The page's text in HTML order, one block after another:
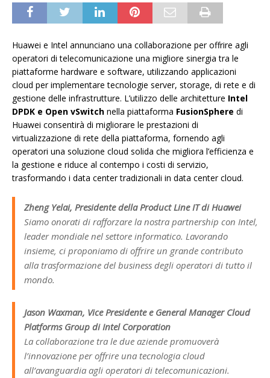
Huawei e Intel annunciano una collaborazione per offrire agli
operatori di telecomunicazione una migliore sinergia tra le
piattaforme hardware e software, utilizzando applicazioni
cloud per implementare tecnologie server, storage, di rete e di
gestione delle infrastrutture. L’utilizzo delle architetture Intel
DPDK e Open vSwitch nella piattaforma FusionSphere di
Huawei consentirà di migliorare le prestazioni di
virtualizzazione di rete della piattaforma, fornendo agli
operatori una soluzione cloud solida che migliora l’efficienza e
la gestione e riduce al contempo i costi di servizio,
trasformando i data center tradizionali in data center cloud.
Zheng Yelai, Presidente della Product Line IT di Huawei
Siamo onorati di rafforzare la nostra partnership con Intel,
leader mondiale nel settore informatico. Lavorando
insieme, ci proponiamo di offrire un grande contributo
alla trasformazione del business degli operatori di tutto il
mondo.
Jason Waxman, Vice Presidente e General Manager Cloud
Platforms Group di Intel Corporation
La collaborazione tra le due aziende promuoverà
l’innovazione per offrire una tecnologia cloud
all’avanguardia agli operatori di telecomunicazioni.